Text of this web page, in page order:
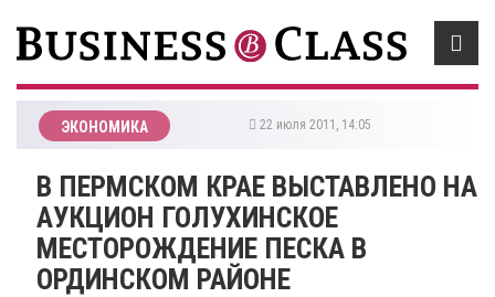
ЭКОНОМИКА 22 июля 2011, 14:05
В ПЕРМСКОМ КРАЕ ВЫСТАВЛЕНО НА
АУКЦИОН ГОЛУХИНСКОЕ
МЕСТОРОЖДЕНИЕ ПЕСКА В
ОРДИНСКОМ РАЙОНЕ